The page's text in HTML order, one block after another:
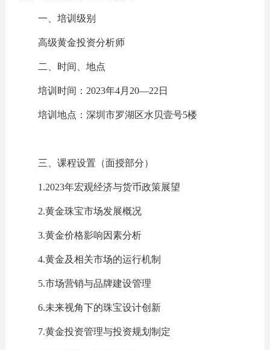
一、培训级别
高级黄金投资分析师
二、时间、地点
培训时间：2023年4月20—22日
培训地点：深圳市罗湖区水贝壹号5楼
三、课程设置（面授部分）
1.2023年宏观经济与货币政策展望
2.黄金珠宝市场发展概况
3.黄金价格影响因素分析
4.黄金及相关市场的运行机制
5.市场营销与品牌建设管理
6.未来视角下的珠宝设计创新
7.黄金投资管理与投资规划制定